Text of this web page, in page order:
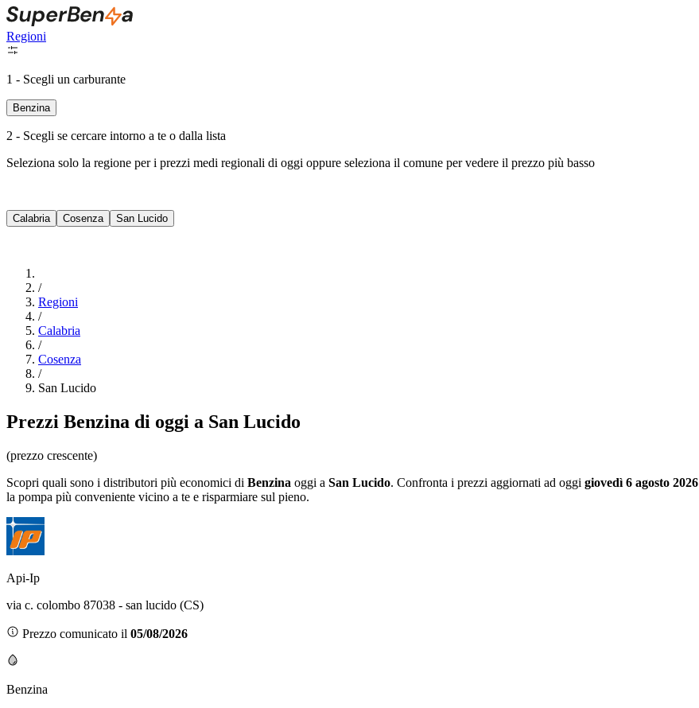
Regioni
1 - Scegli un carburante
Benzina
2 - Scegli se cercare intorno a te o dalla lista
Seleziona solo la regione per i prezzi medi regionali di oggi oppure seleziona il comune per vedere il prezzo più basso
Calabria Cosenza San Lucido
/
Regioni
/
Calabria
/
Cosenza
/
San Lucido
Prezzi Benzina di oggi a San Lucido
(prezzo crescente)
Scopri quali sono i distributori più economici di Benzina oggi a San Lucido. Confronta i prezzi aggiornati ad oggi giovedì 6 agosto 2026
la pompa più conveniente vicino a te e risparmiare sul pieno.
Api-Ip
via c. colombo 87038 - san lucido (CS)
Prezzo comunicato il 05/08/2026
Benzina